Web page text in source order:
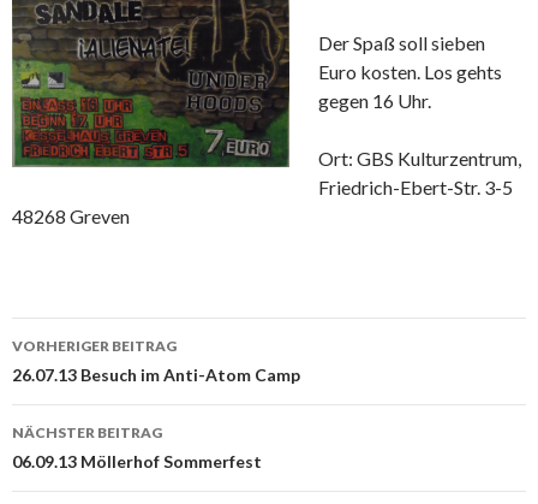
Der Spaß soll sieben
Euro kosten. Los gehts
gegen 16 Uhr.
Ort: GBS Kulturzentrum,
Friedrich-Ebert-Str. 3-5
48268 Greven
Beitrags-
Navigation
VORHERIGER BEITRAG
26.07.13 Besuch im Anti-Atom Camp
NÄCHSTER BEITRAG
06.09.13 Möllerhof Sommerfest